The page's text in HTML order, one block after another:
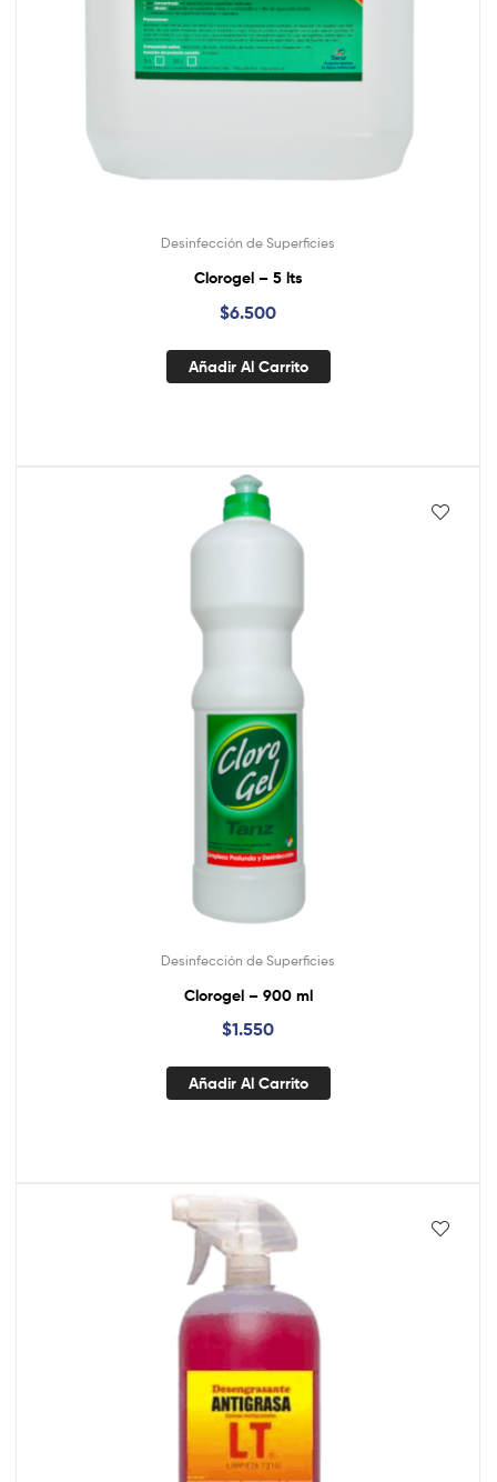
Desinfección de Superficies
Clorogel – 5 lts
$6.500
Añadir Al Carrito
Desinfección de Superficies
Clorogel – 900 ml
$1.550
Añadir Al Carrito